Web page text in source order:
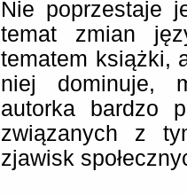
Nie poprzestaje
temat zmian
tematem książki,
niej dominuje,
autorka bardzo
związanych z
zjawisk